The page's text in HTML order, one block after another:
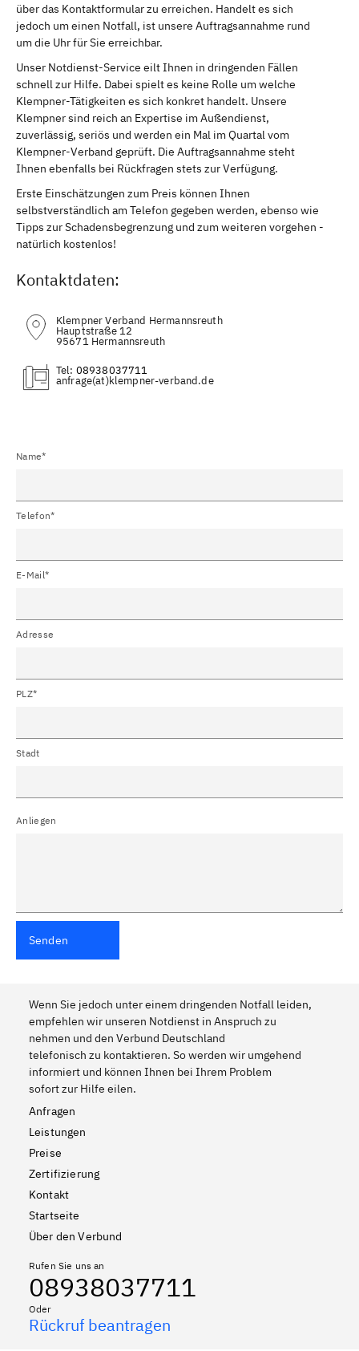
über das Kontaktformular zu erreichen. Handelt es sich
jedoch um einen Notfall, ist unsere Auftragsannahme rund
um die Uhr für Sie erreichbar.
Unser Notdienst-Service eilt Ihnen in dringenden Fällen
schnell zur Hilfe. Dabei spielt es keine Rolle um welche
Klempner-Tätigkeiten es sich konkret handelt. Unsere
Klempner sind reich an Expertise im Außendienst,
zuverlässig, seriös und werden ein Mal im Quartal vom
Klempner-Verband geprüft. Die Auftragsannahme steht
Ihnen ebenfalls bei Rückfragen stets zur Verfügung.
Erste Einschätzungen zum Preis können Ihnen
selbstverständlich am Telefon gegeben werden, ebenso wie
Tipps zur Schadensbegrenzung und zum weiteren vorgehen -
natürlich kostenlos!
Kontaktdaten:
Klempner Verband Hermannsreuth
Hauptstraße 12
95671 Hermannsreuth
Tel: 08938037711
(at)
Name*
Telefon*
E-Mail*
Adresse
PLZ*
Stadt
Anliegen
Senden
Wenn Sie jedoch unter einem dringenden Notfall leiden,
empfehlen wir unseren Notdienst in Anspruch zu
nehmen und den Verbund Deutschland
telefonisch zu kontaktieren. So werden wir umgehend
informiert und können Ihnen bei Ihrem Problem
sofort zur Hilfe eilen.
Anfragen
Leistungen
Preise
Zertifizierung
Kontakt
Startseite
Über den Verbund
Rufen Sie uns an
08938037711
Oder
Rückruf beantragen